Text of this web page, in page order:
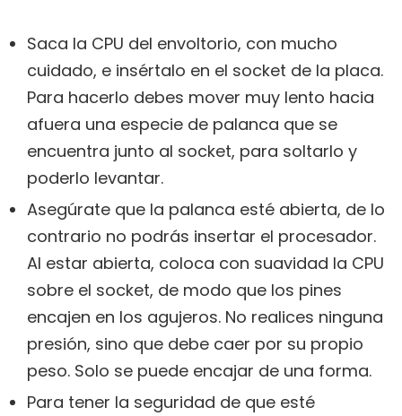
Saca la CPU del envoltorio, con mucho
cuidado, e insértalo en el socket de la placa.
Para hacerlo debes mover muy lento hacia
afuera una especie de palanca que se
encuentra junto al socket, para soltarlo y
poderlo levantar.
Asegúrate que la palanca esté abierta, de lo
contrario no podrás insertar el procesador.
Al estar abierta, coloca con suavidad la CPU
sobre el socket, de modo que los pines
encajen en los agujeros. No realices ninguna
presión, sino que debe caer por su propio
peso. Solo se puede encajar de una forma.
Para tener la seguridad de que esté